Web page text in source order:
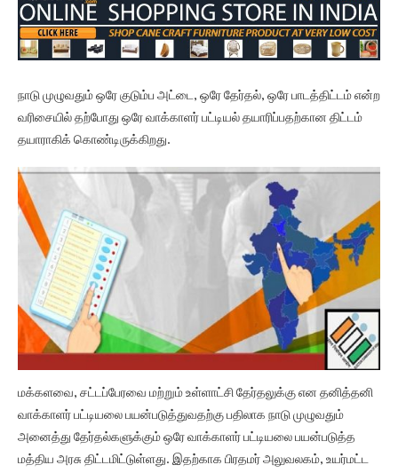
நாடு முழுவதும் ஒரே குடும்ப அட்டை, ஒரே தேர்தல், ஒரே பாடத்திட்டம் என்ற
வரிசையில் தற்போது ஒரே வாக்காளர் பட்டியல் தயாரிப்பதற்கான திட்டம்
தயாராகிக் கொண்டிருக்கிறது.
மக்களவை, சட்டப்பேரவை மற்றும் உள்ளாட்சி தேர்தலுக்கு என தனித்தனி
வாக்காளர் பட்டியலை பயன்படுத்துவதற்கு பதிலாக நாடு முழுவதும்
அனைத்து தேர்தல்களுக்கும் ஒரே வாக்காளர் பட்டியலை பயன்படுத்த
மத்திய அரசு திட்டமிட்டுள்ளது. இதற்காக பிரதமர் அலுவலகம், உயர்மட்ட